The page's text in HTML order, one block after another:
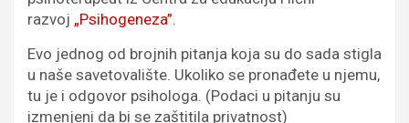
razvoj „Psihogeneza”.
Evo jednog od brojnih pitanja koja su do sada stigla
u naše savetovalište. Ukoliko se pronađete u njemu,
tu je i odgovor psihologa. (Podaci u pitanju su
izmenjeni da bi se zaštitila privatnost)